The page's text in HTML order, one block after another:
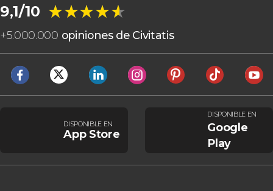
9,1/10 ★★★★★
★★★★★
+5.000.000 opiniones de Civitatis
DISPONIBLE EN
App Store
DISPONIBLE EN
Google
Play